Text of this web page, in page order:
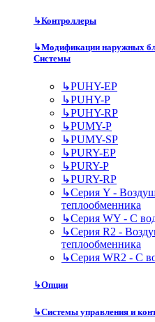
↳Контроллеры
↳Модификации наружных
Системы
↳PUHY-EP
↳PUHY-P
↳PUHY-RP
↳PUMY-P
↳PUMY-SP
↳PURY-EP
↳PURY-P
↳PURY-RP
↳Серия Y -
теплообменника
↳Серия WY - С
↳Серия R2 -
теплообменника
↳Серия WR2 - С
↳Опции
↳Системы управления и